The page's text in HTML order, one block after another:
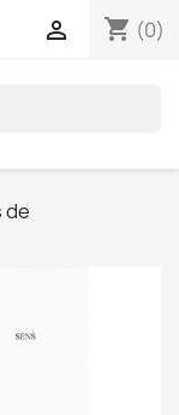
shopping_cart (0)

de